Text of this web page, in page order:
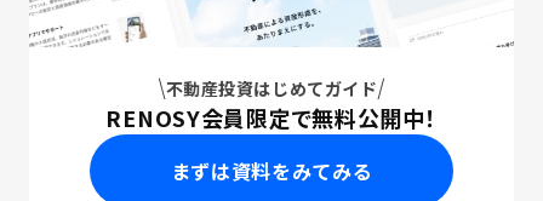
不動産投資はじめてガイド
RENOSY会員限定で無料公開中！
まずは資料をみてみる